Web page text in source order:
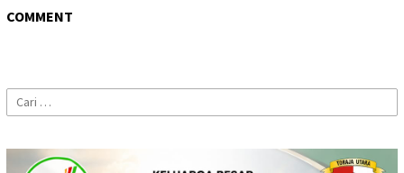
COMMENT
Cari
untuk: